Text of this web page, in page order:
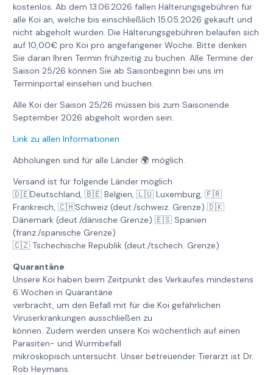
kostenlos. Ab dem 13.06.2026 fallen Hälterungsgebühren für
alle Koi an, welche bis einschließlich 15.05.2026 gekauft und
nicht abgeholt wurden. Die Hälterungsgebühren belaufen sich
auf 10,00€ pro Koi pro angefangener Woche. Bitte denken
Sie daran Ihren Termin frühzeitig zu buchen. Alle Termine der
Saison 25/26 können Sie ab Saisonbeginn bei uns im
Terminportal einsehen und buchen.
Alle Koi der Saison 25/26 müssen bis zum Saisonende
September 2026 abgeholt worden sein.
Link zu allen Informationen
Abholungen sind für alle Länder 🌍 möglich.
Versand ist für folgende Länder möglich
🇩🇪Deutschland, 🇧🇪 Belgien, 🇱🇺 Luxemburg, 🇫🇷
Frankreich, 🇨🇭Schweiz (deut./schweiz. Grenze) 🇩🇰
Dänemark (deut./dänische Grenze) 🇪🇸 Spanien
(franz./spanische Grenze)
🇨🇿 Tschechische Republik (deut./tschech. Grenze)
Quarantäne
Unsere Koi haben beim Zeitpunkt des Verkaufes mindestens
6 Wochen in Quarantäne
verbracht, um den Befall mit für die Koi gefährlichen
Viruserkrankungen ausschließen zu
können. Zudem werden unsere Koi wöchentlich auf einen
Parasiten- und Wurmbefall
mikroskopisch untersucht. Unser betreuender Tierarzt ist Dr.
Rob Heymans.